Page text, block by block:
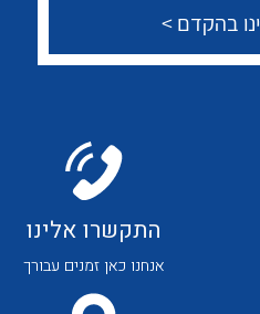
לכל מוצרי היצרן
לכל מוצרי היצרן
התקשרו אלינו
אנחנו כאן זמנים עבורך